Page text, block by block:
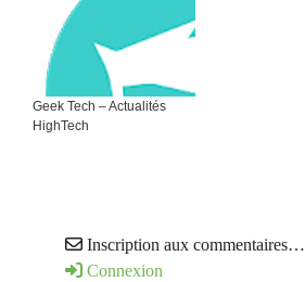
Geek Tech – Actualités
HighTech
Inscription aux commentaires…
Connexion